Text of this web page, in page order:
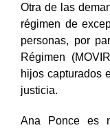
Otra de las
régimen de
personas, por
Régimen
hijos capturados
justicia.
Ana Ponce es